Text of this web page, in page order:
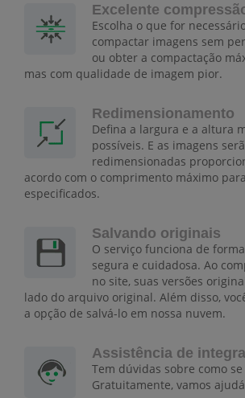
Excelente
Escolha o que for
compactar imagens sem
ou obter a compactação
mas com qualidade de imagem pior.
Redimensionamento
Defina a largura e a altura
possíveis. E as imagens
redimensionadas
acordo com o comprimento máximo
especificados.
Salvando originais
O serviço funciona de
segura e cuidadosa. Ao
no site, suas versões
lado do arquivo original. Além disso,
a opção de salvá-lo em nossa nuvem.
Assistência de
Tem dúvidas sobre como
Gratuitamente, vamos